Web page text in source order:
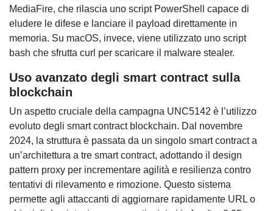
MediaFire, che rilascia uno script PowerShell capace di
eludere le difese e lanciare il payload direttamente in
memoria. Su macOS, invece, viene utilizzato uno script
bash che sfrutta curl per scaricare il malware stealer.
Uso avanzato degli smart contract sulla
blockchain
Un aspetto cruciale della campagna UNC5142 è l’utilizzo
evoluto degli smart contract blockchain. Dal novembre
2024, la struttura è passata da un singolo smart contract a
un’architettura a tre smart contract, adottando il design
pattern proxy per incrementare agilità e resilienza contro
tentativi di rilevamento e rimozione. Questo sistema
permette agli attaccanti di aggiornare rapidamente URL o